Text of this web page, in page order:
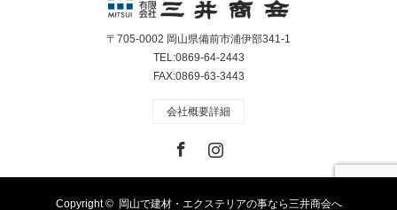
〒705-0002 岡山県備前市浦伊部341-1
TEL:0869-64-2443
FAX:0869-63-3443
会社概要詳細
Copyright © 岡山で建材・エクステリアの事なら三井商会へ